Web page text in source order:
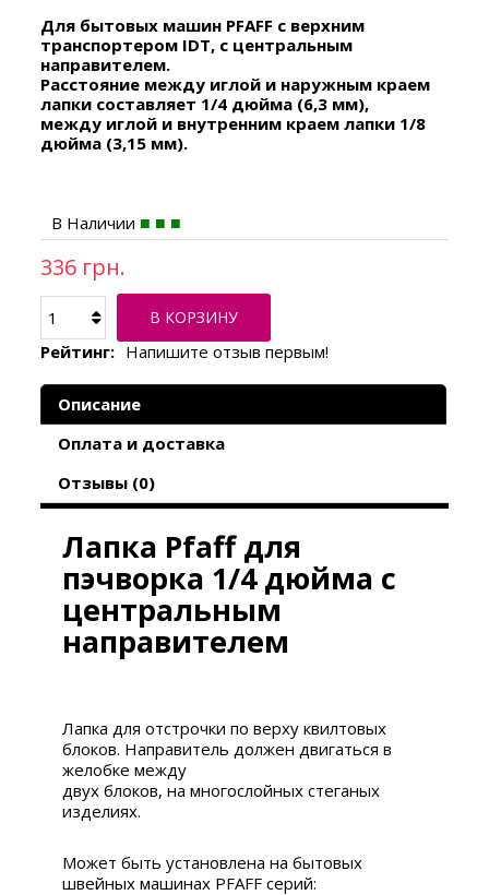
Для бытовых машин PFAFF с верхним
транспортером IDT, с центральным
направителем.
Расстояние между иглой и наружным краем
лапки составляет 1/4 дюйма (6,3 мм),
между иглой и внутренним краем лапки 1/8
дюйма (3,15 мм).
В Наличии
336 грн.
В КОРЗИНУ
Рейтинг: Напишите отзыв первым!
Описание
Оплата и доставка
Отзывы (0)
Лапка Pfaff для
пэчворка 1/4 дюйма с
центральным
направителем
Лапка дляотстрочки по верху квилтовых
блоков. Направитель должен двигаться в
желобке между
двух блоков, на многослойных стеганых
изделиях.
Может быть установлена на бытовых
швейных машинах PFAFF серий: